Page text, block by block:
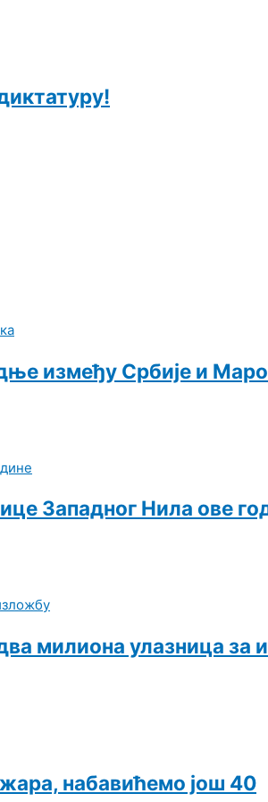
између Србије и
Западног Нила ове
милиона улазница за
набавићемо још 40